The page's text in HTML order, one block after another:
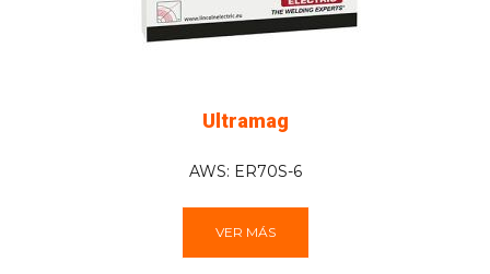
Ultramag
AWS: ER70S-6
VER MÁS